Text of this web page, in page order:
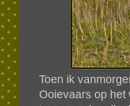
Toen ik
Ooievaars op het